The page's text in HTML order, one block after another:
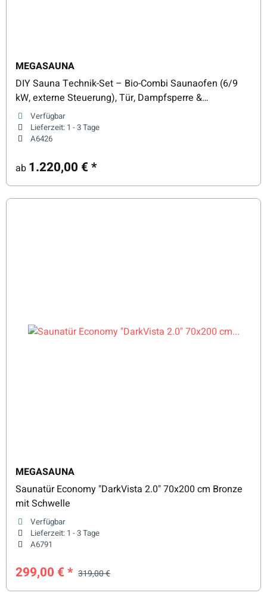
MEGASAUNA
DIY Sauna Technik-Set – Bio-Combi Saunaofen (6/9
kW, externe Steuerung), Tür, Dampfsperre &
Saunasteine
Verfügbar
Lieferzeit: 1 - 3 Tage
A6426
ab 1.220,00 €*
MEGASAUNA
Saunatür Economy "DarkVista 2.0" 70x200 cm Bronze
mit Schwelle
Verfügbar
Lieferzeit: 1 - 3 Tage
A6791
299,00 €* 319,00 €